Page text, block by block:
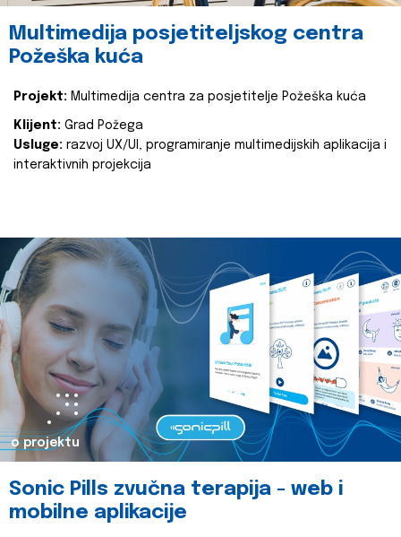
Multimedija posjetiteljskog centra
Požeška kuća
Projekt: Multimedija centra za posjetitelje Požeška kuća
Klijent: Grad Požega
Usluge: razvoj UX/UI, programiranje multimedijskih aplikacija i
interaktivnih projekcija
o projektu
Sonic Pills zvučna terapija - web i
mobilne aplikacije